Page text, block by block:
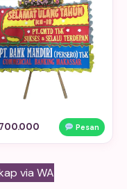
Pesan
via WA